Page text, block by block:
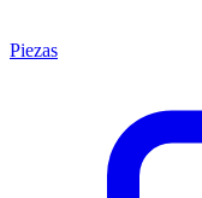
Piezas